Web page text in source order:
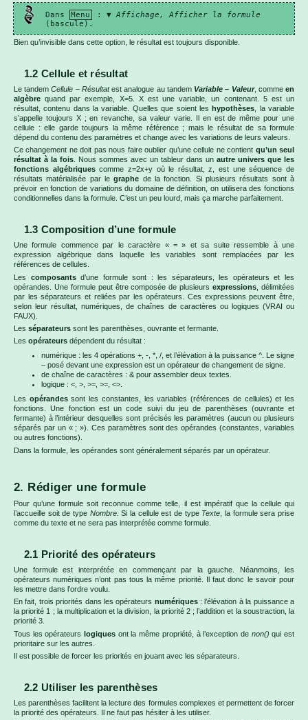
Dans Menu : ▼Affichage, Afficher la
formule
(bascule).
Bien qu’invisible dans cette option, le résultat est toujours disponible.
1.2 Cellule et résultat
Le tandemCellule – Résultatest analogue au tandem Variable – Valeur, commeen
algèbre quand par exemple, X=5. X est une variable, un contenant. 5 est un
résultat, contenu dans la variable. Quelles que soient leshypothèses , la variable
s’appelle toujours X ; en revanche, sa valeur varie. Il en est de même pour une
cellule : elle garde toujours la même référence ; mais le résultat de sa formule
dépend du contenu des paramètres et change avec les variations de leurs valeurs.
Ce changement ne doit pas nous faire oublier qu’une cellule ne contient qu’un seul
résultat à la fois . Nous sommes avec un tableur dans un autre univers que les
fonctions algébriquescomme z=2x+y où le résultat, z, est une séquence de
résultats matérialisée par legraphe de la fonction. Si plusieurs résultats sont à
prévoir en fonction de variations du domaine de définition, on utilisera des fonctions
conditionnelles dans la formule. C’est un peu lourd, mais ça marche parfaitement.
1.3 Composition d’une formule
Une formule commence par le caractère « = » et sa suite ressemble à une
expression algébrique dans laquelle les variables sont remplacées par les
références de cellules.
Les composantsd’une formule sont : les séparateurs, les opérateurs et les
opérandes. Une formule peut être composée de plusieursexpressions , délimitées
par les séparateurs et reliées par les opérateurs. Ces expressions peuvent être,
selon leur résultat, numériques, de chaînes de caractères ou logiques (VRAI ou
FAUX).
Les séparateurs sont les parenthèses, ouvrante et fermante.
Les opérateurs dépendent du résultat :
numérique : les 4 opérations +, -, *, /, et l’élévation à la puissance ^. Le signe
– posé devant une expression est un opérateur de changement de signe.
de chaîne de caractères : & pour assembler deux textes.
logique : <, >, >=, >=, <>.
Les opérandessont les constantes, les variables (références de cellules) et les
fonctions. Une fonction est un code suivi du jeu de parenthèses (ouvrante et
fermante) à l’intérieur desquelles sont précisés les paramètres (aucun ou plusieurs
séparés par un « ; »). Ces paramètres sont des opérandes (constantes, variables
ou autres fonctions).
Dans la formule, les opérandes sont généralement séparés par un opérateur.
2. Rédiger une formule
Pour qu’une formule soit reconnue comme telle, il est impératif que la cellule qui
l’accueille soit de type Nombre.Si la cellule est de type Texte , la formule sera prise
comme du texte et ne sera pas interprétée comme formule.
2.1 Priorité des opérateurs
Une formule est interprétée en commençant par la gauche. Néanmoins, les
opérateurs numériques n’ont pas tous la même priorité. Il faut donc le savoir pour
les mettre dans l’ordre voulu.
En fait, trois priorités dans les opérateurs numériques: l’élévation à la puissance a
la priorité 1 ; la multiplication et la division, la priorité 2 ; l’addition et la soustraction, la
priorité 3.
Tous les opérateurslogiques ont la même propriété, à l’exception de non()qui est
prioritaire sur les autres.
Il est possible de forcer les priorités en jouant avec les séparateurs.
2.2 Utiliser les parenthèses
Les parenthèses facilitent la lecture des formules complexes et permettent de forcer
la priorité des opérateurs. Il ne faut pas hésiter à les utiliser.